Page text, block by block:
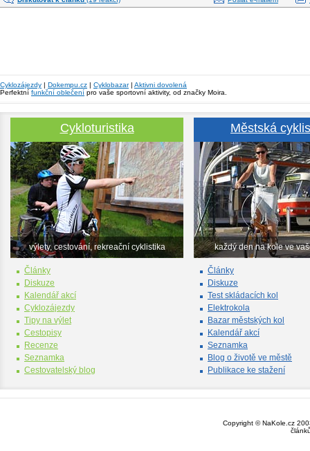
Cyklozájezdy | Dokempu.cz | Cyklobazar| Aktivni dovolená
Perfektní funkční oblečení pro vaše sportovní aktivity, od značky Moira.
Cykloturistika
výlety, cestování, rekreační cyklistika
Články
Diskuze
Kalendář akcí
Cyklozájezdy
Tipy na výlet
Cestopisy
Recenze
Seznamka
Cestovatelský blog
Městská
každý den na kole ve
Články
Diskuze
Test skládacích kol
Elektrokola
Bazar městských kol
Kalendář akcí
Seznamka
Blog o životě ve městě
Publikace ke stažení
Copyright © NaKole.cz